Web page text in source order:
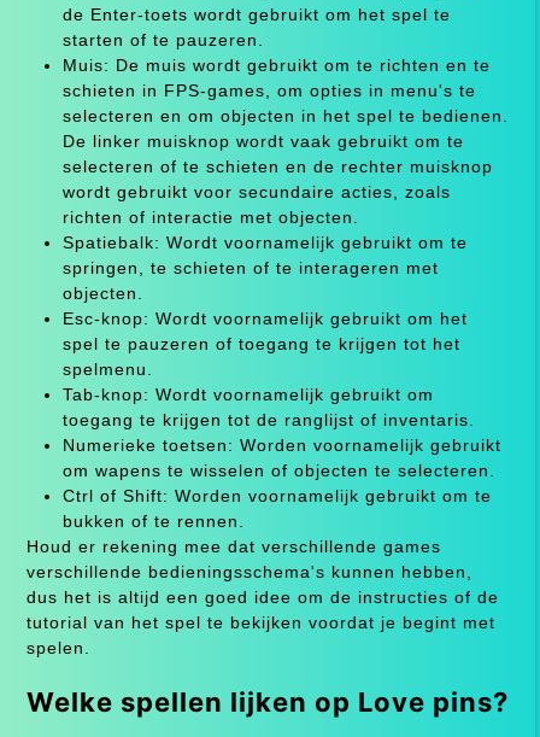
de Enter-toets wordt gebruikt om het spel te
starten of te pauzeren.
Muis: De muis wordt gebruikt om te richten en te
schieten in FPS-games, om opties in menu's te
selecteren en om objecten in het spel te bedienen.
De linker muisknop wordt vaak gebruikt om te
selecteren of te schieten en de rechter muisknop
wordt gebruikt voor secundaire acties, zoals
richten of interactie met objecten.
Spatiebalk: Wordt voornamelijk gebruikt om te
springen, te schieten of te interageren met
objecten.
Esc-knop: Wordt voornamelijk gebruikt om het
spel te pauzeren of toegang te krijgen tot het
spelmenu.
Tab-knop: Wordt voornamelijk gebruikt om
toegang te krijgen tot de ranglijst of inventaris.
Numerieke toetsen: Worden voornamelijk gebruikt
om wapens te wisselen of objecten te selecteren.
Ctrl of Shift: Worden voornamelijk gebruikt om te
bukken of te rennen.
Houd er rekening mee dat verschillende games
verschillende bedieningsschema's kunnen hebben,
dus het is altijd een goed idee om de instructies of de
tutorial van het spel te bekijken voordat je begint met
spelen.
Welke spellen lijken op Love pins?